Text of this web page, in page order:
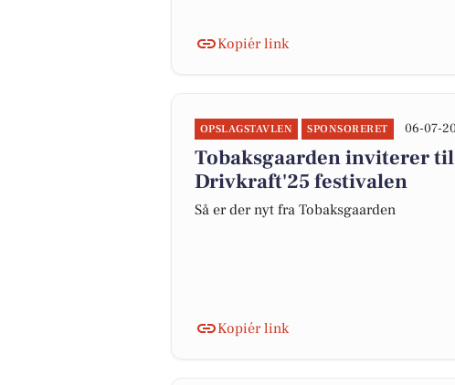
Kopiér link
OPSLAGSTAVLEN SPONSORERET 06-07-
Tobaksgaarden inviterer
Drivkraft'25 festivalen
Så er der nyt fra Tobaksgaarden
Kopiér link